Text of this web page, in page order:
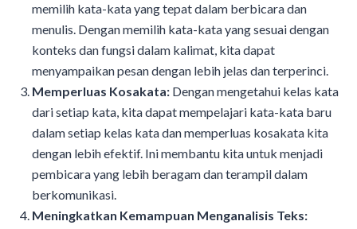
memilih kata-kata yang tepat dalam berbicara dan
menulis. Dengan memilih kata-kata yang sesuai dengan
konteks dan fungsi dalam kalimat, kita dapat
menyampaikan pesan dengan lebih jelas dan terperinci.
Memperluas Kosakata: Dengan mengetahui kelas kata
dari setiap kata, kita dapat mempelajari kata-kata baru
dalam setiap kelas kata dan memperluas kosakata kita
dengan lebih efektif. Ini membantu kita untuk menjadi
pembicara yang lebih beragam dan terampil dalam
berkomunikasi.
Meningkatkan Kemampuan Menganalisis Teks: